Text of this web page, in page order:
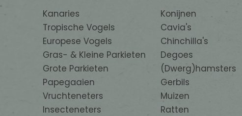
Kanaries
Tropische Vogels
Europese Vogels
Gras- & Kleine Parkieten
Grote Parkieten
Papegaaien
Vruchteneters
Insecteneters
Konijnen
Cavia's
Chinchilla's
Degoes
(Dwerg)hamsters
Gerbils
Muizen
Ratten